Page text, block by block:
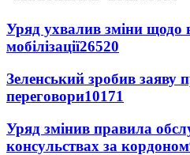
Уряд ухвалив зміни щодо
мобілізації26520
Зеленський зробив заяву
переговори10171
Уряд змінив правила
консульствах за кордоном